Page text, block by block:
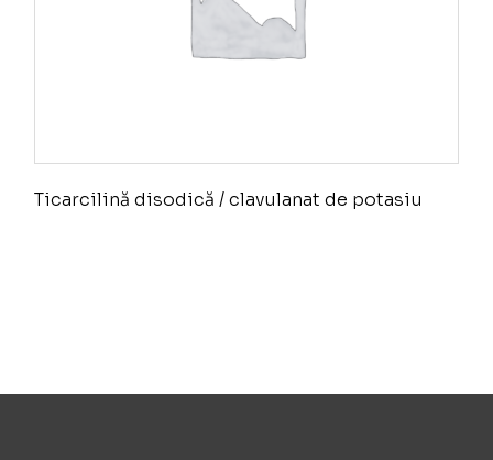
Ticarcilină disodică / clavulanat de potasiu